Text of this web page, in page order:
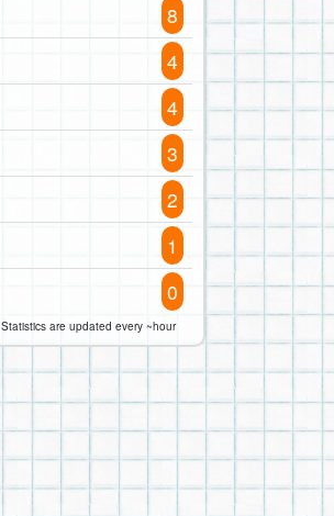
8
4
4
3
2
1
0
Statistics are updated every ~hour